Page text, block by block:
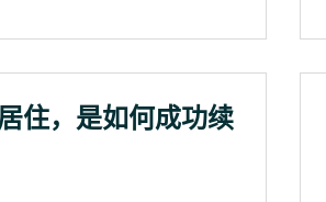
住，是如何成功续